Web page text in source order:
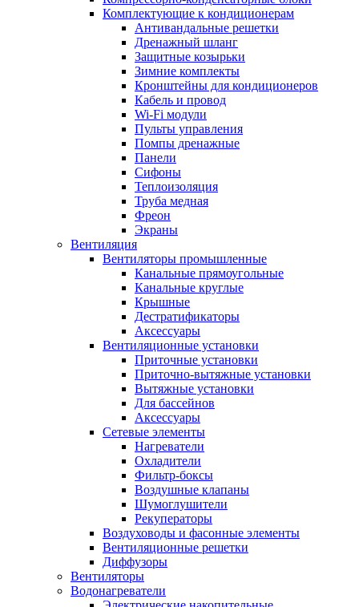
Комплектующие к кондиционерам
Антивандальные решетки
Дренажный шланг
Защитные козырьки
Зимние комплекты
Кронштейны для кондиционеров
Кабель и провод
Wi-Fi модули
Пульты управления
Помпы дренажные
Панели
Сифоны
Теплоизоляция
Труба медная
Фреон
Экраны
Вентиляция
Вентиляторы промышленные
Канальные прямоугольные
Канальные круглые
Крышные
Дестратификаторы
Аксессуары
Вентиляционные установки
Приточные установки
Приточно-вытяжные установки
Вытяжные установки
Для бассейнов
Аксессуары
Сетевые элементы
Нагреватели
Охладители
Фильтр-боксы
Воздушные клапаны
Шумоглушители
Рекуператоры
Воздуховоды и фасонные элементы
Вентиляционные решетки
Диффузоры
Вентиляторы
Водонагреватели